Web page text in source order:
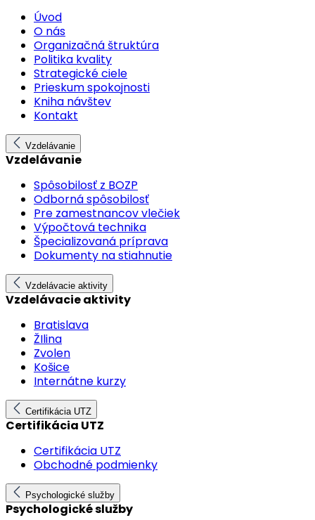
Úvod
O nás
Organizačná štruktúra
Politika kvality
Strategické ciele
Prieskum spokojnosti
Kniha návštev
Kontakt
Vzdelávanie
Vzdelávanie
Spôsobilosť z BOZP
Odborná spôsobilosť
Pre zamestnancov vlečiek
Výpočtová technika
Špecializovaná príprava
Dokumenty na stiahnutie
Vzdelávacie aktivity
Vzdelávacie aktivity
Bratislava
ŽIlina
Zvolen
Košice
Internátne kurzy
Certifikácia UTZ
Certifikácia UTZ
Certifikácia UTZ
Obchodné podmienky
Psychologické služby
Psychologické služby